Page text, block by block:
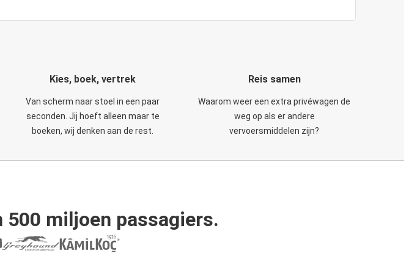
Kies, boek, vertrek
Van scherm naar stoel in een paar
seconden. Jij hoeft alleen maar te
boeken, wij denken aan de rest.
Reis samen
Waarom weer een extra privéwagen de
weg op als er andere
vervoersmiddelen zijn?
miljoen passagiers.